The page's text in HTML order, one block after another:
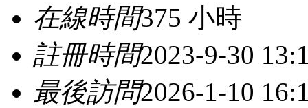
在線時間375 小時
註冊時間2023-9-30
最後訪問2026-1-10